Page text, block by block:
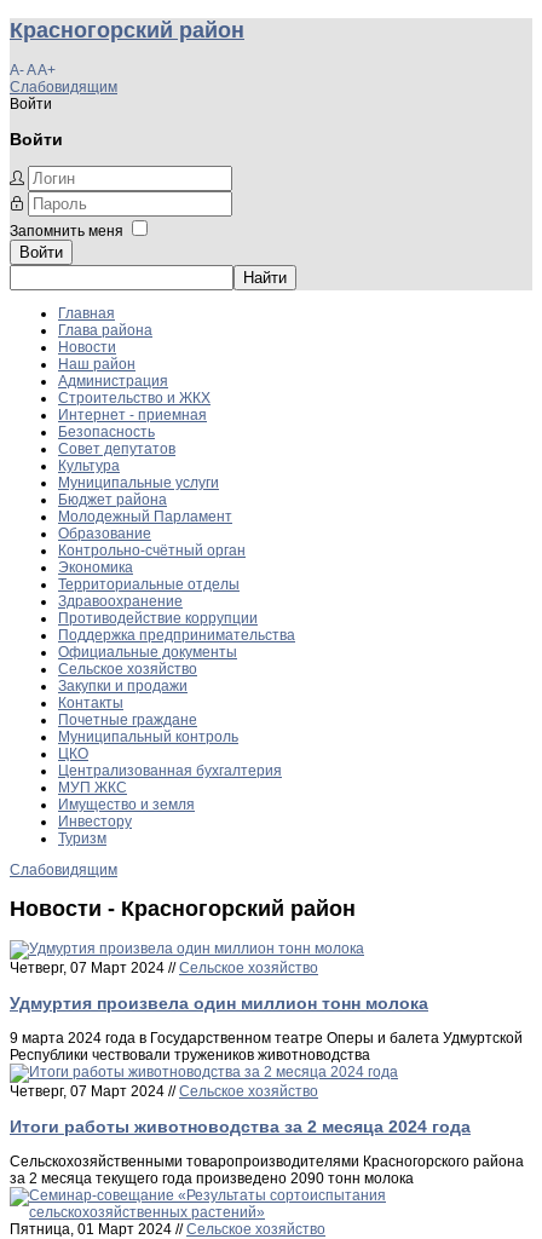
Красногорский район
A-AA+
Слабовидящим
Войти
Войти
Запомнить меня
Войти
Главная
Глава района
Новости
Наш район
Администрация
Строительство и ЖКХ
Интернет - приемная
Безопасность
Совет депутатов
Культура
Муниципальные услуги
Бюджет района
Молодежный Парламент
Образование
Контрольно-счётный орган
Экономика
Территориальные отделы
Здравоохранение
Противодействие коррупции
Поддержка предпринимательства
Официальные документы
Сельское хозяйство
Закупки и продажи
Контакты
Почетные граждане
Муниципальный контроль
ЦКО
Централизованная бухгалтерия
МУП ЖКС
Имущество и земля
Инвестору
Туризм
Слабовидящим
Новости - Красногорский район
Четверг, 07 Март 2024 //Сельское хозяйство
Удмуртия произвела один миллион тонн молока
9 марта 2024 года в Государственном театре Оперы и балета Удмуртской
Республики чествовали тружеников животноводства
Четверг, 07 Март 2024 //Сельское хозяйство
Итоги работы животноводства за 2 месяца 2024 года
Сельскохозяйственными товаропроизводителями Красногорского района
за 2 месяца текущего года произведено 2090 тонн молока
Пятница, 01 Март 2024 //Сельское хозяйство